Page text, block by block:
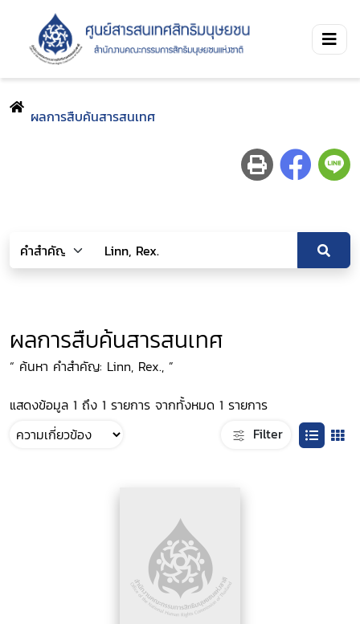
ผลการสืบค้นสารสนเทศ
ผลการสืบค้นสารสนเทศ
“ ค้นหา คำสำคัญ: Linn, Rex., ”
แสดงข้อมูล 1 ถึง 1 รายการ จากทั้งหมด 1 รายการ
Filter